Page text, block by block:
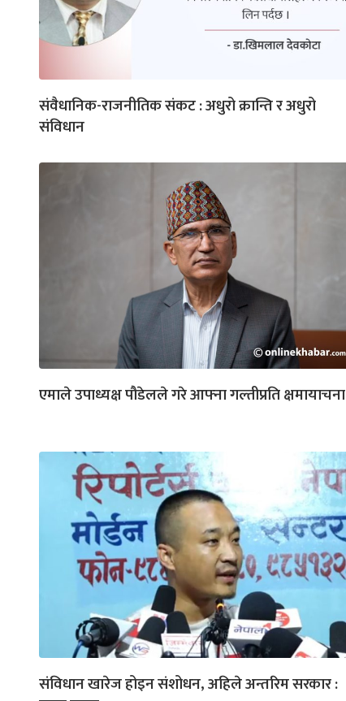
संवैधानिक-राजनीतिक संकट : अधुरो क्रान्ति र अधुरो
संविधान
एमाले उपाध्यक्ष पौडेलले गरे आफ्ना गल्तीप्रति क्षमायाचना
संविधान खारेज होइन संशोधन, अहिले अन्तरिम सरकार :